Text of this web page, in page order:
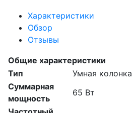
Характеристики
Обзор
Отзывы
Общие характеристики
Тип
Умная колонка
Суммарная
мощность
65 Вт